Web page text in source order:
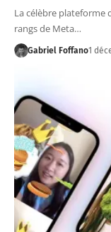
La célèbre plateforme
rangs de Meta…
Gabriel Foffano1